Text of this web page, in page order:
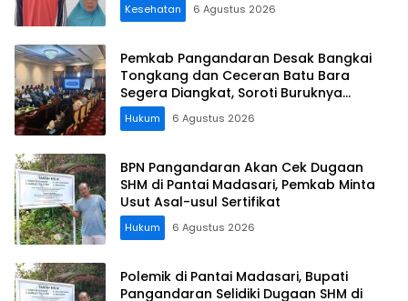
Kesehatan 6 Agustus 2026
Pemkab Pangandaran Desak Bangkai
Tongkang dan Ceceran Batu Bara
Segera Diangkat, Soroti Buruknya
Koordinasi Perusahaan
Hukum 6 Agustus 2026
BPN Pangandaran Akan Cek Dugaan
SHM di Pantai Madasari, Pemkab Minta
Usut Asal-usul Sertifikat
Hukum 6 Agustus 2026
Polemik di Pantai Madasari, Bupati
Pangandaran Selidiki Dugaan SHM di